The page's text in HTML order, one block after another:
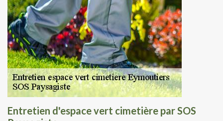
Entretien d'espace vert cimetière par SOS